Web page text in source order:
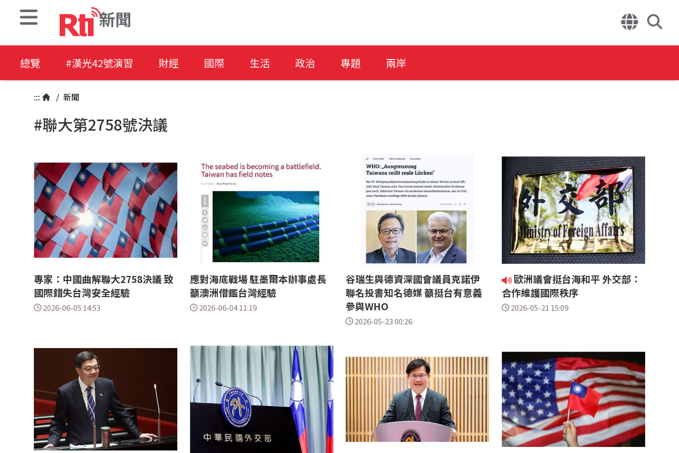
新聞
總覽 #漢光42號演習 財經 國際 生活 政治 專題 兩岸
::: / 新聞
#聯大第2758號決議
專家：中國曲解聯大2758決議 致
國際錯失台灣安全經驗
2026-06-05 14:53
應對海底戰場 駐墨爾本辦事處長
籲澳洲借鑑台灣經驗
2026-06-04 11:19
谷瑞生與德資深國會議員克諾伊
聯名投書知名德媒 籲挺台有意義
參與WHO
2026-05-23 00:26
歐洲議會挺台海和平 外交部：
合作維護國際秩序
2026-05-21 15:09